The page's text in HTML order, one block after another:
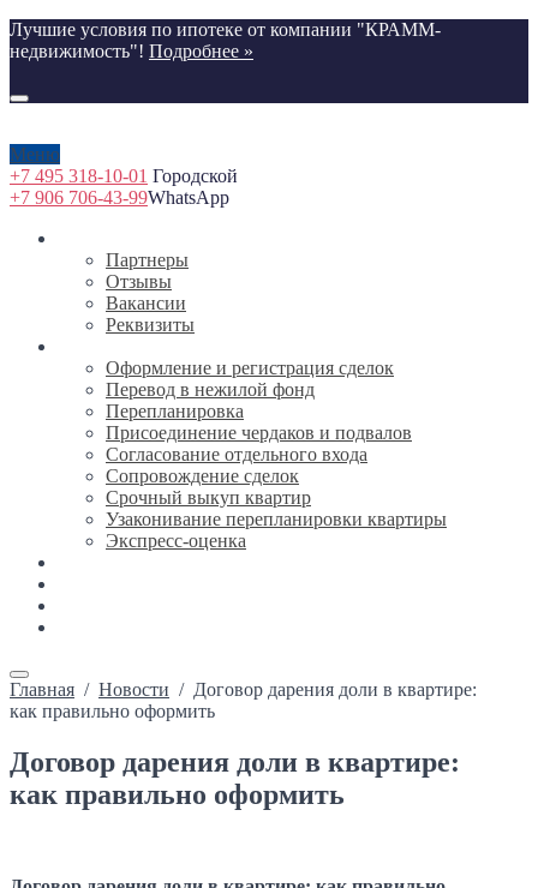
Лучшие условия по ипотеке от компании "КРАММ-
недвижимость"! Подробнее »
Меню
+7 495 318-10-01 Городской
+7 906 706-43-99WhatsApp
Партнеры
Отзывы
Вакансии
Реквизиты
Оформление и регистрация сделок
Перевод в нежилой фонд
Перепланировка
Присоединение чердаков и подвалов
Согласование отдельного входа
Сопровождение сделок
Срочный выкуп квартир
Узаконивание перепланировки квартиры
Экспресс-оценка
Главная / Новости / Договор дарения доли в квартире:
как правильно оформить
Договор дарения доли в квартире:
как правильно оформить